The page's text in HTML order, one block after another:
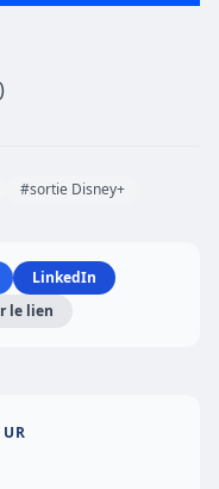
#sortie Disney+
LinkedIn
le lien